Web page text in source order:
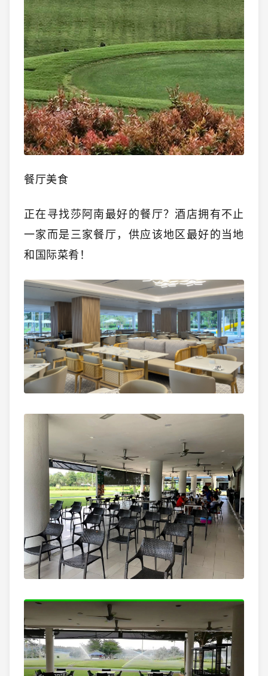
餐厅美食
正在寻找莎阿南最好的餐厅？酒店拥有不止
一家而是三家餐厅，供应该地区最好的当地
和国际菜肴！